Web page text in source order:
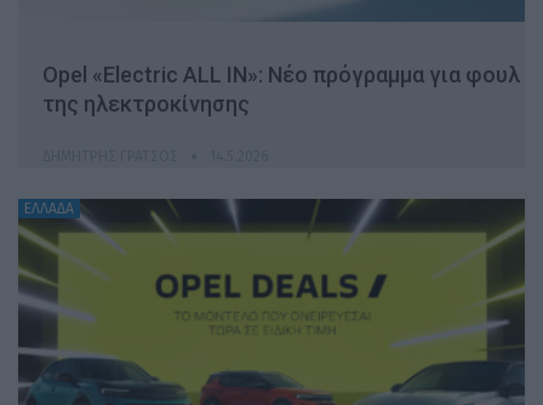
Opel «Electric ALL IN»: Νέο πρόγραμμα για φουλ
της ηλεκτροκίνησης
ΕΛΛΑΔΑ